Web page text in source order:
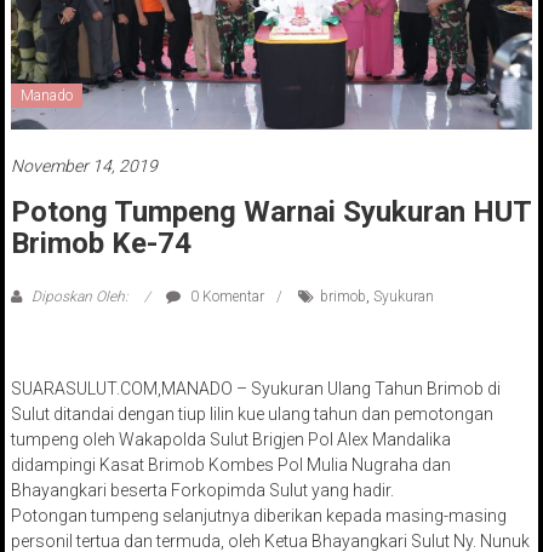
Manado
November 14, 2019
Potong Tumpeng Warnai Syukuran HUT
Brimob Ke-74
Diposkan Oleh: 0 Komentar brimob, Syukuran
SUARASULUT.COM,MANADO – Syukuran Ulang Tahun Brimob di
Sulut ditandai dengan tiup lilin kue ulang tahun dan pemotongan
tumpeng oleh Wakapolda Sulut Brigjen Pol Alex Mandalika
didampingi Kasat Brimob Kombes Pol Mulia Nugraha dan
Bhayangkari beserta Forkopimda Sulut yang hadir.
Potongan tumpeng selanjutnya diberikan kepada masing-masing
personil tertua dan termuda, oleh Ketua Bhayangkari Sulut Ny. Nunuk